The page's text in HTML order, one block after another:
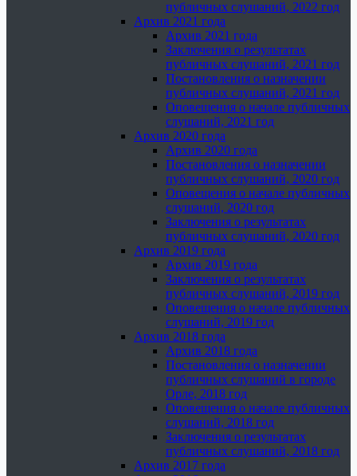
публичных слушаний, 2022 год
Архив 2021 года
Архив 2021 года
Заключения о результатах
публичных слушаний, 2021 год
Постановления о назначении
публичных слушаний, 2021 год
Оповещения о начале публичных
слушаний, 2021 год
Архив 2020 года
Архив 2020 года
Постановления о назначении
публичных слушаний, 2020 год
Оповещения о начале публичных
слушаний, 2020 год
Заключения о результатах
публичных слушаний, 2020 год
Архив 2019 года
Архив 2019 года
Заключения о результатах
публичных слушаний, 2019 год
Оповещения о начале публичных
слушаний, 2019 год
Архив 2018 года
Архив 2018 года
Постановления о назначении
публичных слушаний в городе
Орле, 2018 год
Оповещения о начале публичных
слушаний, 2018 год
Заключения о результатах
публичных слушаний, 2018 год
Архив 2017 года